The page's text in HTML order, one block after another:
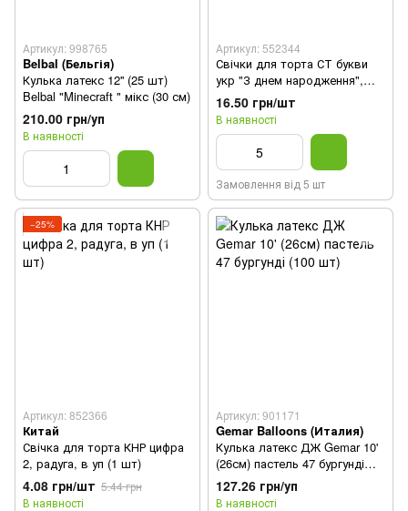
Артикул: 998765
Belbal (Бельгія)
Кулька латекс 12'' (25 шт)
Belbal "Mineсraft " мікс (30 см)
210.00 грн/уп
В наявності
Артикул: 552344
Свічки для торта СТ букви
укр "З днем народження",
асорті, в уп (1 шт)
16.50 грн/шт
В наявності
Замовлення від 5 шт
−25%
Артикул: 852366
Китай
Свічка для торта КНР цифра
2, радуга, в уп (1 шт)
4.08 грн/шт 5.44 грн
В наявності
Артикул: 901171
Gemar Balloons (Италия)
Кулька латекс ДЖ Gemar 10'
(26см) пастель 47 бургунді
(100 шт)
127.26 грн/уп
В наявності